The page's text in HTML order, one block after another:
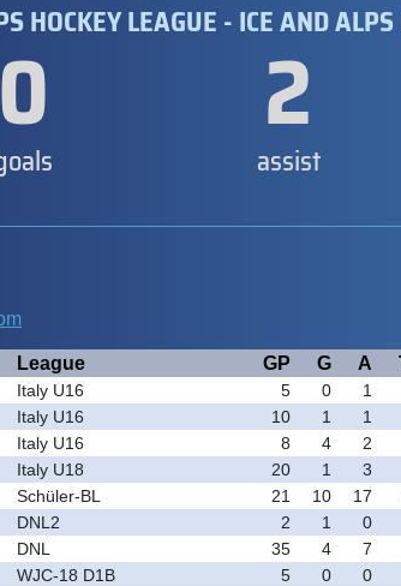
HOCKEY LEAGUE - ICE AND
0 2
assist